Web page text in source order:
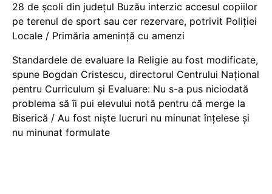
28 de școli din județul Buzău interzic accesul copiilor
pe terenul de sport sau cer rezervare, potrivit Poliției
Locale / Primăria amenință cu amenzi
Standardele de evaluare la Religie au fost modificate,
spune Bogdan Cristescu, directorul Centrului Național
pentru Curriculum și Evaluare: Nu s-a pus niciodată
problema să îi pui elevului notă pentru că merge la
Biserică / Au fost niște lucruri nu minunat înțelese și
nu minunat formulate